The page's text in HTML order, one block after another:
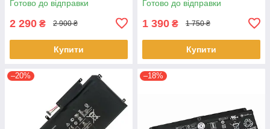
F570UD - B31N1723
Готово до відправки
2 290 ₴ 2 900 ₴
Купити
1HL CP513-1H - AP16L8J
Готово до відправки
1 390 ₴ 1 750 ₴
Купити
–20% –18%